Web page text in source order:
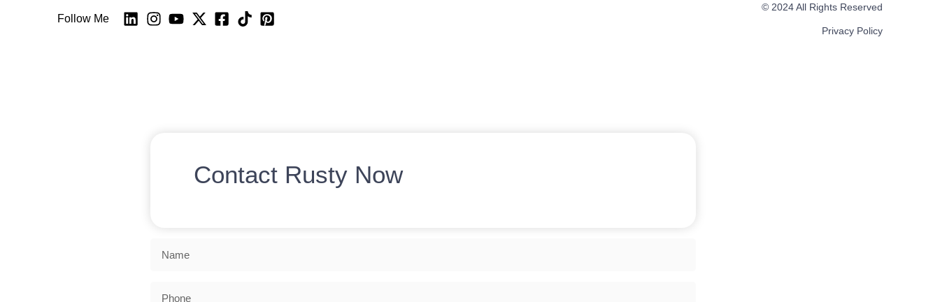
Follow Me
© 2024 All Rights Reserved
Privacy Policy
Contact Rusty Now